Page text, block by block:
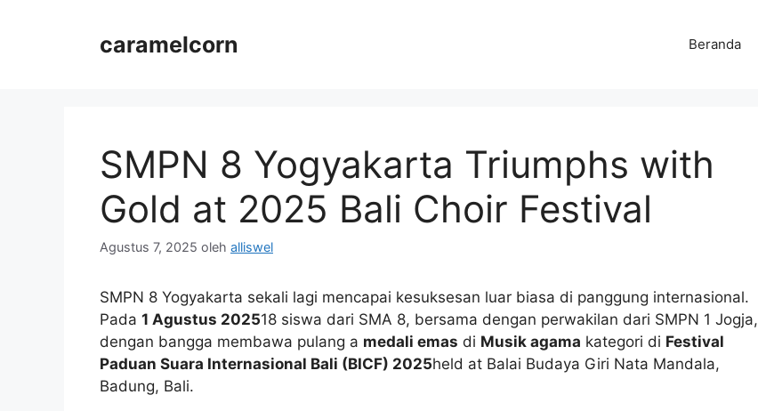
caramelcorn Beranda
SMPN 8 Yogyakarta Triumphs with
Gold at 2025 Bali Choir Festival
Agustus 7, 2025 oleh alliswel
SMPN 8 Yogyakarta sekali lagi mencapai kesuksesan luar biasa di panggung internasional.
Pada 1 Agustus 202518 siswa dari SMA 8, bersama dengan perwakilan dari SMPN 1 Jogja,
dengan bangga membawa pulang a medali emas di Musik agama kategori di Festival
Paduan Suara Internasional Bali (BICF) 2025held at Balai Budaya Giri Nata Mandala,
Badung, Bali.